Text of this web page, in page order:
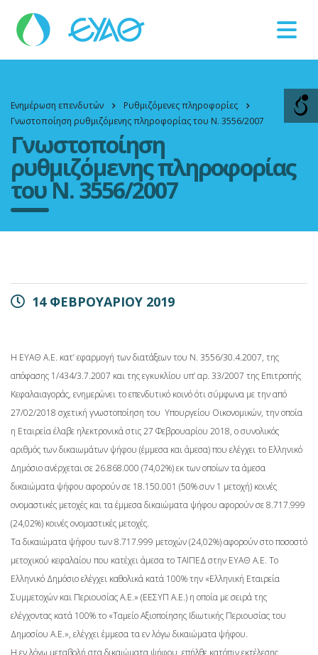
11124
Ενημέρωση επενδυτών
Ρυθμιζόμενες πληροφορίες
Γνωστοποίηση ρυθμιζόμενης πληροφορίας του Ν. 3556/2007
Γνωστοποίηση
ρυθμιζόμενης πληροφορίας
του Ν. 3556/2007
14 ΦΕΒΡΟΥΑΡΙΟΥ 2019
H ΕΥΑΘ Α.Ε. κατ’ εφαρμογή των διατάξεων του Ν. 3556/30.4.2007, της
απόφασης 1/434/3.7.2007 και της εγκυκλίου υπ’ αρ. 33/2007 της Επιτροπής
Κεφαλαιαγοράς, ενημερώνει το επενδυτικό κοινό ότι σύμφωνα με την από
27/02/2018 σχετική γνωστοποίηση του Υπουργείου Οικονομικών, την οποία
η Εταιρεία έλαβε ηλεκτρονικά στις 27 Φεβρουαρίου 2018, ο συνολικός
αριθμός των δικαιωμάτων ψήφου (έμμεσα και άμεσα) που ελέγχει το Ελληνικό
Δημόσιο ανέρχεται σε 26.868.000 (74,02%) εκ των οποίων τα άμεσα
δικαιώματα ψήφου αφορούν σε 18.150.001 (50% συν 1 μετοχή) κοινές
ονομαστικές μετοχές και τα έμμεσα δικαιώματα ψήφου αφορούν σε 8.717.999
(24,02%) κοινές ονομαστικές μετοχές.
Τα δικαιώματα ψήφου των 8.717.999 μετοχών (24,02%) αφορούν στο ποσοστό
μετοχικού κεφαλαίου που κατέχει άμεσα το ΤΑΙΠΕΔ στην ΕΥΑΘ Α.Ε. Το
Ελληνικό Δημόσιο ελέγχει καθολικά κατά 100% την «Ελληνική Εταιρεία
Συμμετοχών και Περιουσίας Α.Ε.» (ΕΕΣΥΠ Α.Ε.) η οποία με σειρά της
ελέγχοντας κατά 100% το «Ταμείο Αξιοποίησης Ιδιωτικής Περιουσίας του
Δημοσίου Α.Ε.», ελέγχει έμμεσα τα εν λόγω δικαιώματα ψήφου.